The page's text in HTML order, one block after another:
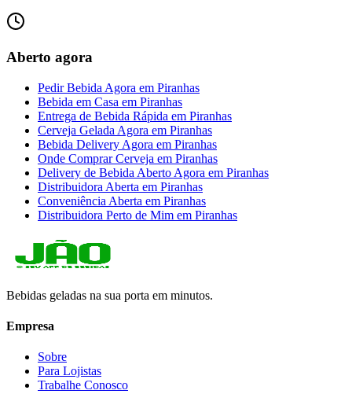
Aberto agora
Pedir Bebida Agora em Piranhas
Bebida em Casa em Piranhas
Entrega de Bebida Rápida em Piranhas
Cerveja Gelada Agora em Piranhas
Bebida Delivery Agora em Piranhas
Onde Comprar Cerveja em Piranhas
Delivery de Bebida Aberto Agora em Piranhas
Distribuidora Aberta em Piranhas
Conveniência Aberta em Piranhas
Distribuidora Perto de Mim em Piranhas
Bebidas geladas na sua porta em minutos.
Empresa
Sobre
Para Lojistas
Trabalhe Conosco